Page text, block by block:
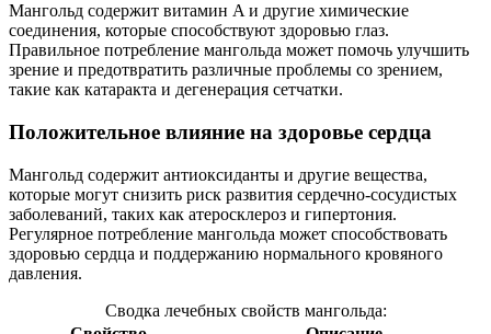
Мангольд содержит витамин A и другие химические
соединения, которые способствуют здоровью глаз.
Правильное потребление мангольда может помочь улучшить
зрение и предотвратить различные проблемы со зрением,
такие как катаракта и дегенерация сетчатки.
Положительное влияние на здоровье сердца
Мангольд содержит антиоксиданты и другие вещества,
которые могут снизить риск развития сердечно-сосудистых
заболеваний, таких как атеросклероз и гипертония.
Регулярное потребление мангольда может способствовать
здоровью сердца и поддержанию нормального кровяного
давления.
Сводка лечебных свойств мангольда: